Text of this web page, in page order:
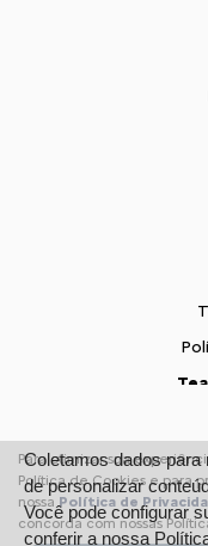
Para otimizar sua
Política de Cookies e para
nossaPolítica de
concorda com nossas
Coletamos dados para
de personalizar
Você pode configurar
conferir a nossa